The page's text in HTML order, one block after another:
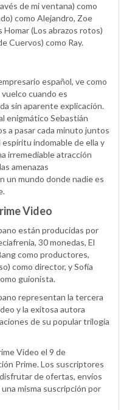
de mi ventana) como
) como Alejandro, Zoe
Homar(Los abrazos rotos)
Cuervos) como Ray.
español, ve como
cuando es
sin aparente explicación.
enigmático Sebastián
a pasar cada minuto juntos
indomable de ella y
irremediable atracción
amenazas
un mundo donde nadie es
Video
están producidas por
30 monedas, El
como productores,
) como director, ySofía
guionista.
representan la tercera
y la exitosa autora
de su popular trilogía
Video el 9 de
Prime. Los suscriptores
de ofertas, envíos
misma suscripción por